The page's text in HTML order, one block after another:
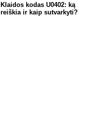
Klaidos kodas U0402: ką
reiškia ir kaip sutvarkyti?